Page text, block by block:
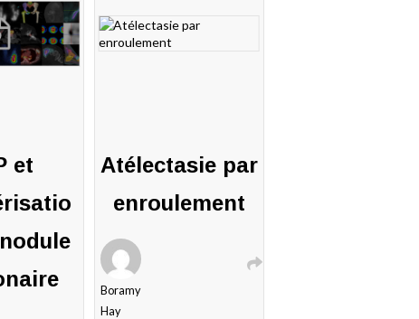
et
Atélectasie par
enroulement
Boramy
Hay